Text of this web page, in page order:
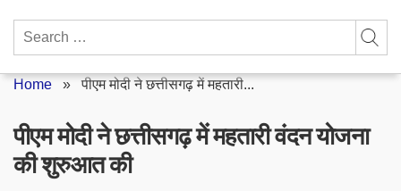
Search
Home »पीएम मोदी ने छत्तीसगढ़ में महतारी...
पीएम मोदी ने छत्तीसगढ़ में महतारी वंदन योजना
की शुरुआत की